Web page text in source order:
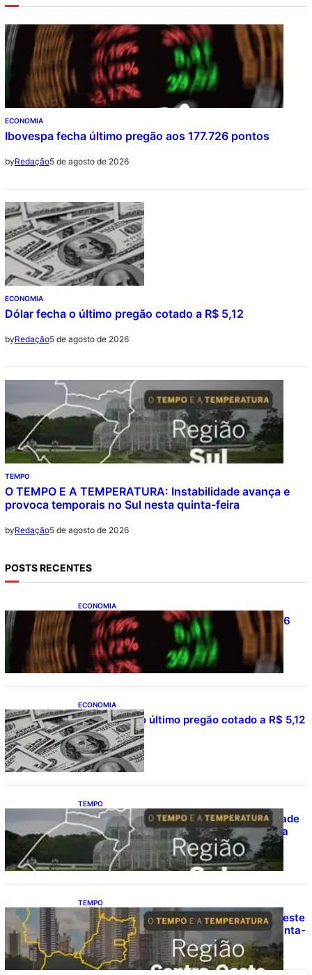
ECONOMIA
Ibovespa fecha último pregão aos 177.726 pontos
byRedação5 de agosto de 2026
ECONOMIA
Dólar fecha o último pregão cotado a R$ 5,12
byRedação5 de agosto de 2026
TEMPO
O TEMPO E A TEMPERATURA: Instabilidade avança e
provoca temporais no Sul nesta quinta-feira
byRedação5 de agosto de 2026
POSTS RECENTES
ECONOMIA
Ibovespa fecha último pregão aos 177.726
pontos
ECONOMIA
Dólar fecha o último pregão cotado a R$ 5,12
TEMPO
O TEMPO E A TEMPERATURA: Instabilidade
avança e provoca temporais no Sul nesta
quinta-feira
TEMPO
O TEMPO E A TEMPERATURA: Centro-Oeste
terá calor e temporais isolados nesta quinta-
feira